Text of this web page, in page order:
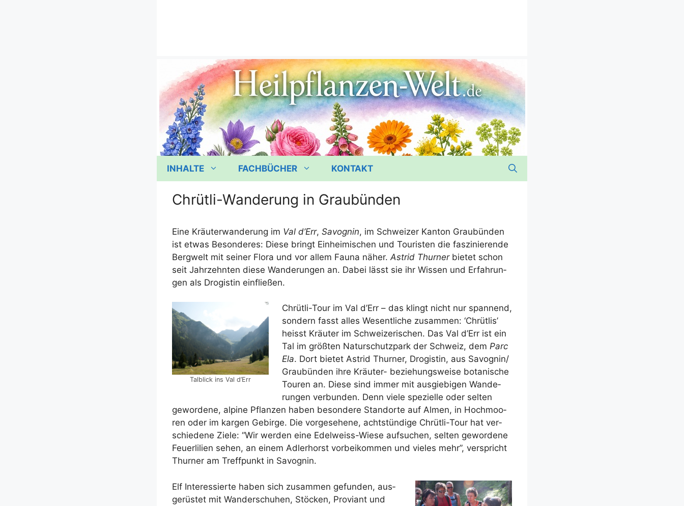
INHALTE FACHBÜCHER KONTAKT
Chrütli-Wanderung in Graubünden
Eine Kräu­t­er­wan­de­rung im Val d’Err, Savo­gnin, im Schwei­zer Kan­ton Grau­bün­den
ist etwas Beson­de­res: Die­se bringt Ein­hei­mi­schen und Tou­ris­ten die fas­zi­nie­ren­de
Berg­welt mit sei­ner Flo­ra und vor allem Fau­na näher. Astrid Thur­nerbie­tet schon
seit Jahr­zehn­ten die­se Wan­de­run­gen an. Dabei lässt sie ihr Wis­sen und Erfah­run­
gen als Dro­gis­tin einfließen.
Tal­blick ins Val d’Err
Chrüt­li-Tour im Val d’Err – das klingt nicht nur span­nend,
son­dern fasst alles Wesent­li­che zusam­men: ‘Chrüt­lis’
heisst Kräu­ter im Schwei­ze­ri­schen. Das Val d’Err ist ein
Tal im größ­ten Natur­schutz­park der Schweiz, dem Parc
Ela. Dort bie­tet Astrid Thur­ner, Dro­gis­tin, aus Savognin/​
Grau­bün­den ihre Kräu­ter- bezie­hungs­wei­se bota­ni­sche
Tou­ren an. Die­se sind immer mit aus­gie­bi­gen Wan­de­
run­gen ver­bun­den. Denn vie­le spe­zi­el­le oder sel­ten
gewor­de­ne, alpi­ne Pflan­zen haben beson­de­re Stand­or­te auf Almen, in Hoch­moo­
ren oder im kar­gen Gebir­ge. Die vor­ge­se­he­ne, acht­stün­di­ge Chrüt­li-Tour hat ver­
schie­de­ne Zie­le: “Wir wer­den eine Edel­weiss-Wie­se auf­su­chen, sel­ten gewor­de­ne
Feu­er­li­li­en sehen, an einem Adler­horst vor­bei­kom­men und vie­les mehr”, ver­spricht
Thur­ner am Treff­punkt in Savognin.
Elf Inter­es­sier­te haben sich zusam­men gefun­den, aus­
ge­rüs­tet mit Wan­der­schu­hen, Stö­cken, Pro­vi­ant und